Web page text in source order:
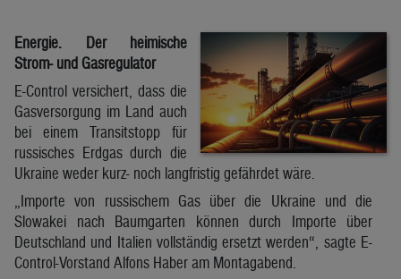
Energie. Der heimische
Strom- und Gasregulator
E-Control versichert, dass die
Gasversorgung im Land auch
bei einem Transitstopp für
russisches Erdgas durch die
Ukraine weder kurz- noch langfristig gefährdet wäre.
„Importe von russischem Gas über die Ukraine und die
Slowakei nach Baumgarten können durch Importe über
Deutschland und Italien vollständig ersetzt werden“, sagte E-
Control-Vorstand Alfons Haber am Montagabend.